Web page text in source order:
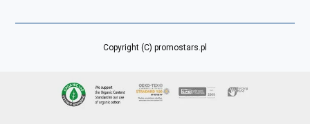
Copyright (C) promostars.pl